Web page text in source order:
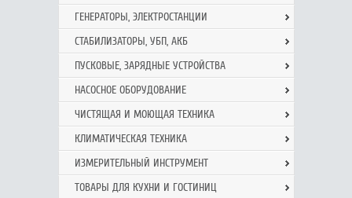
ГЕНЕРАТОРЫ, ЭЛЕКТРОСТАНЦИИ
СТАБИЛИЗАТОРЫ, УБП, АКБ
ПУСКОВЫЕ, ЗАРЯДНЫЕ УСТРОЙСТВА
НАСОСНОЕ ОБОРУДОВАНИЕ
ЧИСТЯЩАЯ И МОЮЩАЯ ТЕХНИКА
КЛИМАТИЧЕСКАЯ ТЕХНИКА
ИЗМЕРИТЕЛЬНЫЙ ИНСТРУМЕНТ
ТОВАРЫ ДЛЯ КУХНИ И ГОСТИНИЦ